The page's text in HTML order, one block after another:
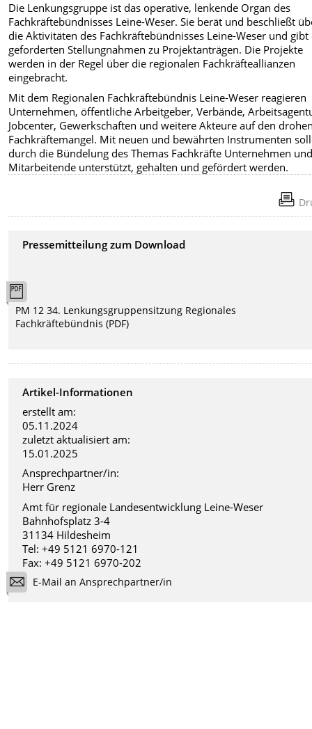
Die Lenkungsgruppe ist das operative, lenkende Organ des
Fachkräftebündnisses Leine-Weser. Sie berät und beschließt
die Aktivitäten des Fachkräftebündnisses Leine-Weser und gibt
geforderten Stellungnahmen zu Projektanträgen. Die Projekte
werden in der Regel über die regionalen Fachkräfteallianzen
eingebracht.
Mit dem Regionalen Fachkräftebündnis Leine-Weser reagieren
Unternehmen, öffentliche Arbeitgeber, Verbände,
Jobcenter, Gewerkschaften und weitere Akteure auf den
Fachkräftemangel. Mit neuen und bewährten Instrumenten
durch die Bündelung des Themas Fachkräfte Unternehmen
Mitarbeitende unterstützt, gehalten und gefördert werden.
Pressemitteilung zum Download
PM 12 34. Lenkungsgruppensitzung Regionales
Fachkräftebündnis (PDF)
Artikel-Informationen
erstellt am:
05.11.2024
zuletzt aktualisiert am:
15.01.2025
Ansprechpartner/in:
Herr Grenz
Amt für regionale Landesentwicklung Leine-Weser
Bahnhofsplatz 3-4
31134 Hildesheim
Tel: +49 5121 6970-121
Fax: +49 5121 6970-202
E-Mail an Ansprechpartner/in